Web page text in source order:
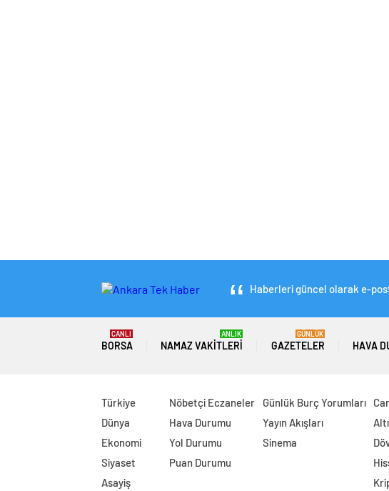
Haberleri güncel olarak e-
BORSA
CANLI
NAMAZ VAKITLERI
ANLIK
GAZETELER
GÜNLÜK
HAVA
Türkiye
Dünya
Ekonomi
Siyaset
Asayiş
Nöbetçi Eczaneler
Hava Durumu
Yol Durumu
Puan Durumu
Günlük Burç Yorumları
Yayın Akışları
Sinema